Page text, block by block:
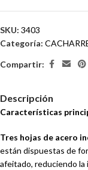
SKU: 3403
Categoría:
Compartir:
Descripción
Características
Tres hojas de acero
están dispuestas de
afeitado, reduciendo